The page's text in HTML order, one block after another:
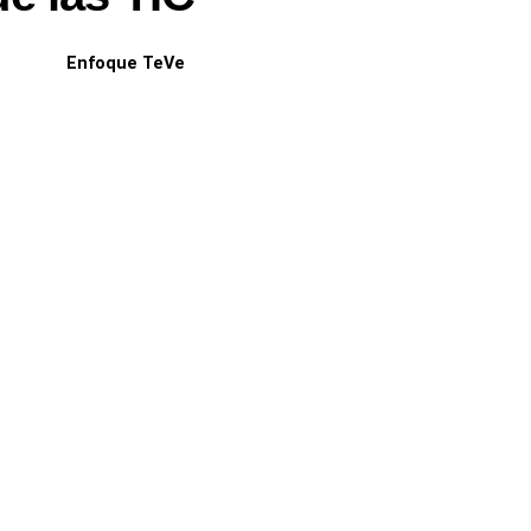
Enfoque TeVe